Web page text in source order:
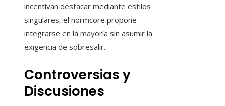
incentivan destacar mediante estilos
singulares, el normcore propone
integrarse en la mayoría sin asumir la
exigencia de sobresalir.
Controversias y
Discusiones